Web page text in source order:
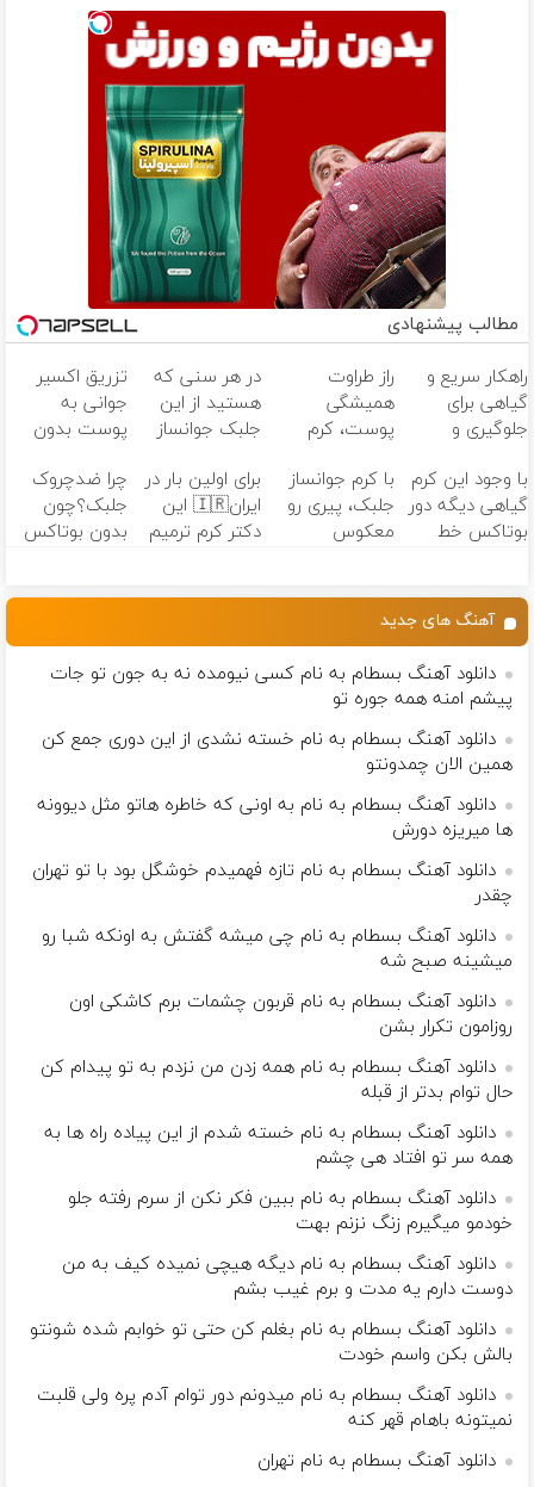
مطالب پیشنهادی
راهکار سریع و
گیاهی برای
جلوگیری و
پوست
راز طراوت
همیشگی
پوست، کرم
45%تخفیف
در هر سنی که
هستید از این
جلبک جوانساز
40%تخفیف
تزریق اکسیر
جوانی به
پوست بدون
با وجود این کرم
گیاهی دیگه دور
بوتاکس خط
با کرم جوانساز
جلبک، پیری رو
معکوس
برای اولین بار در
ایران🇮🇷 این
دکتر کرم ترمیم
چرا ضدچروک
جلبک؟چون
بدون بوتاکس
آهنگ های جدید
دانلود آهنگ بسطام به نام کسی نیومده نه به جون تو جات
پیشم امنه همه جوره تو
دانلود آهنگ بسطام به نام خسته نشدی از این دوری جمع کن
همین الان چمدونتو
دانلود آهنگ بسطام به نام به اونی که خاطره هاتو مثل دیوونه
ها میریزه دورش
دانلود آهنگ بسطام به نام تازه فهمیدم خوشگل بود با تو تهران
چقدر
دانلود آهنگ بسطام به نام چی میشه گفتش به اونکه شبا رو
میشینه صبح شه
دانلود آهنگ بسطام به نام قربون چشمات برم کاشکی اون
روزامون تکرار بشن
دانلود آهنگ بسطام به نام همه زدن من نزدم به تو پیدام کن
حال توام بدتر از قبله
دانلود آهنگ بسطام به نام خسته شدم از این پیاده راه ها به
همه سر تو افتاد هی چشم
دانلود آهنگ بسطام به نام ببین فکر نکن از سرم رفته جلو
خودمو میگیرم زنگ نزنم بهت
دانلود آهنگ بسطام به نام دیگه هیچی نمیده کیف به من
دوست دارم یه مدت و برم غیب بشم
دانلود آهنگ بسطام به نام بغلم کن حتی تو خوابم شده شونتو
بالش بکن واسم خودت
دانلود آهنگ بسطام به نام میدونم دور توام آدم پره ولی قلبت
نمیتونه باهام قهر کنه
دانلود آهنگ بسطام به نام تهران